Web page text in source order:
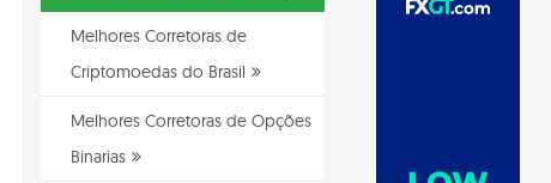
Melhores Corretoras de
Criptomoedas do Brasil
Melhores Corretoras de Opções
Binarias